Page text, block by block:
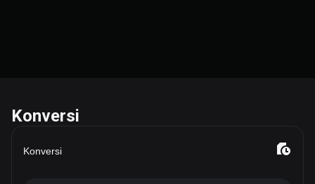
Konversi
Konversi